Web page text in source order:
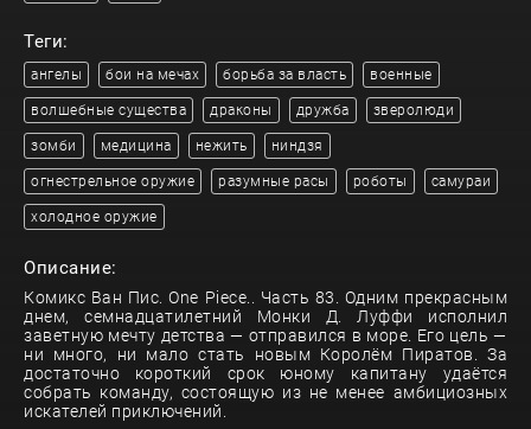
Теги:
ангелы бои на мечах борьба за власть военные
волшебные существа драконы дружба зверолюди
зомби медицина нежить ниндзя
огнестрельное оружие разумные расы роботы самураи
холодное оружие
Описание:
Комикс Ван Пис. One Piece.. Часть 83. Одним прекрасным
днем, семнадцатилетний Монки Д. Луффи исполнил
заветную мечту детства — отправился в море. Его цель —
ни много, ни мало стать новым Королём Пиратов. За
достаточно короткий срок юному капитану удаётся
собрать команду, состоящую из не менее амбициозных
искателей приключений.